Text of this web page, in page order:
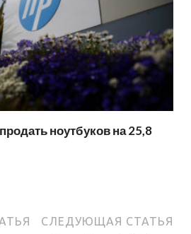
ноутбуков на 25,8
СЛЕДУЮЩАЯ СТАТЬЯ